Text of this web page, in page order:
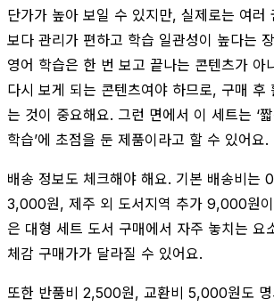
단가가 높아 보일 수 있지만, 실제로는 여러
보다 관리가 편하고 학습 일관성이 높다는
영어 학습은 한 번 보고 끝나는 콘텐츠가 아
다시 보게 되는 콘텐츠여야 하므로, 구매 후
는 것이 중요해요. 그런 면에서 이 세트는 ‘짧
학습’에 초점을 둔 제품이라고 할 수 있어요.
배송 정보도 체크해야 해요. 기본 배송비는
3,000원, 제주 외 도서지역 추가 9,000원
은 대형 세트 도서 구매에서 자주 놓치는 요
체감 구매가가 달라질 수 있어요.
또한 반품비 2,500원, 교환비 5,000원도 명